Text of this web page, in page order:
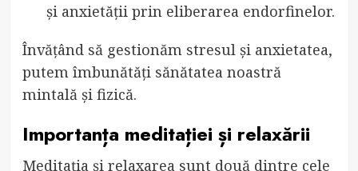
și anxietății prin eliberarea endorfinelor.
Învățând să gestionăm stresul și anxietatea,
putem îmbunătăți sănătatea noastră
mintală și fizică.
Importanța meditației și relaxării
Meditația și relaxarea sunt două dintre cele